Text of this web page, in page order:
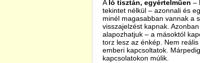
A ló tisztán, egyértelműen –
tekintet nélkül – azonnali és
minél magasabban vannak a
visszajelzést kapnak.
alapozhatjuk – a másoktól
torz lesz az énkép. Nem
emberi kapcsoltatok.
kapcsolatokon múlik.